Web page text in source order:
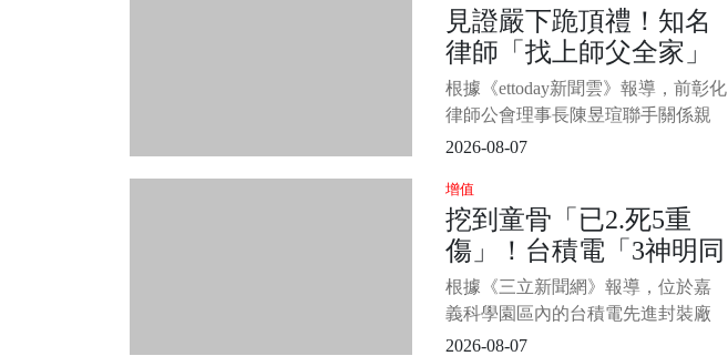
心願終於達成，新北市政府昨日正
式核准，同意在公益目的下公開受
害學生的真實姓名「楊承勳」。 1/3
見證嚴下跪頂禮！知名
律師「找上師父全家」
詐慈濟10億 「睡黃金
堆」照片曝光
根據《ettoday新聞雲》報導，前彰化
律師公會理事長陳昱瑄聯手關係親
密的「道德經老師」李世宗一家
基金會有意採購BNT疫苗時，李世
宗的大兒子李易儒以掮客身分主動
接觸慈濟，陳昱瑄與李易儒初次拜
會證嚴法師時，立即使出佛教最高
敬禮「下跪頂禮」，透過精心設計
的話術，
2026-08-07
增值
挖到童骨「已2.死5重
傷」！台積電「3神明同
時駐駕」畫面曝光 急請
布袋戲鎮壓
根據《三立新聞網》報導，位於嘉
義科學園區內的台積電先進封裝廠
區，今日適逢關聖帝君聖誕千秋，
2026-08-07